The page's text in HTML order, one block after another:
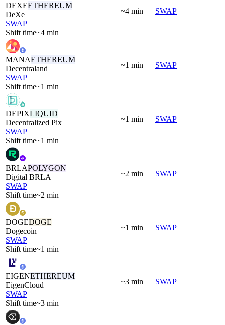
DEXEETHEREUM
DeXe
SWAP
Shift time~4 min
~4 min SWAP
MANAETHEREUM
Decentraland
SWAP
Shift time~1 min
~1 min SWAP
DEPIXLIQUID
Decentralized Pix
SWAP
Shift time~1 min
~1 min SWAP
BRLAPOLYGON
Digital BRLA
SWAP
Shift time~2 min
~2 min SWAP
DOGEDOGE
Dogecoin
SWAP
Shift time~1 min
~1 min SWAP
EIGENETHEREUM
EigenCloud
SWAP
Shift time~3 min
~3 min SWAP